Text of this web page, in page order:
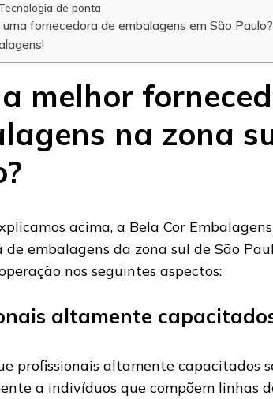
de ponta
uma fornecedora de embalagens em São
melhor
na zona
acima, a Bela Cor Embalagens
de embalagens da zona sul de São
nos seguintes aspectos:
altamente
profissionais altamente capacitados
a indivíduos que compõem linhas